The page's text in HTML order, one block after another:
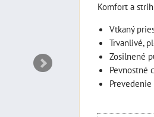
Komfort a strih
Vtkaný
Trvanlivé,
Zosilnené
Pevnostné
DO